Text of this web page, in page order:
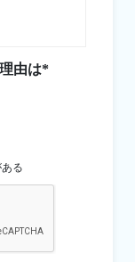
由は*
る